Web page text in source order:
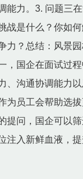
能力。3. 问题三
战是什么？你如
力？总结：风景
，国企在面试过
、沟通协调能力以
为员工会帮助选拔
提问，国企可以筛
注入新鲜血液，